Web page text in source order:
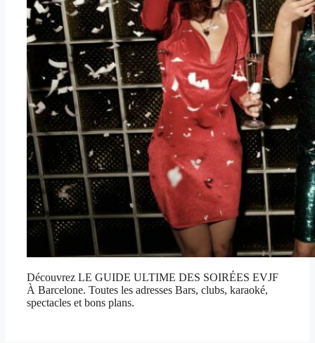
Découvrez LE GUIDE ULTIME DES SOIRÉES EVJF
À Barcelone. Toutes les adresses Bars, clubs, karaoké,
spectacles et bons plans.